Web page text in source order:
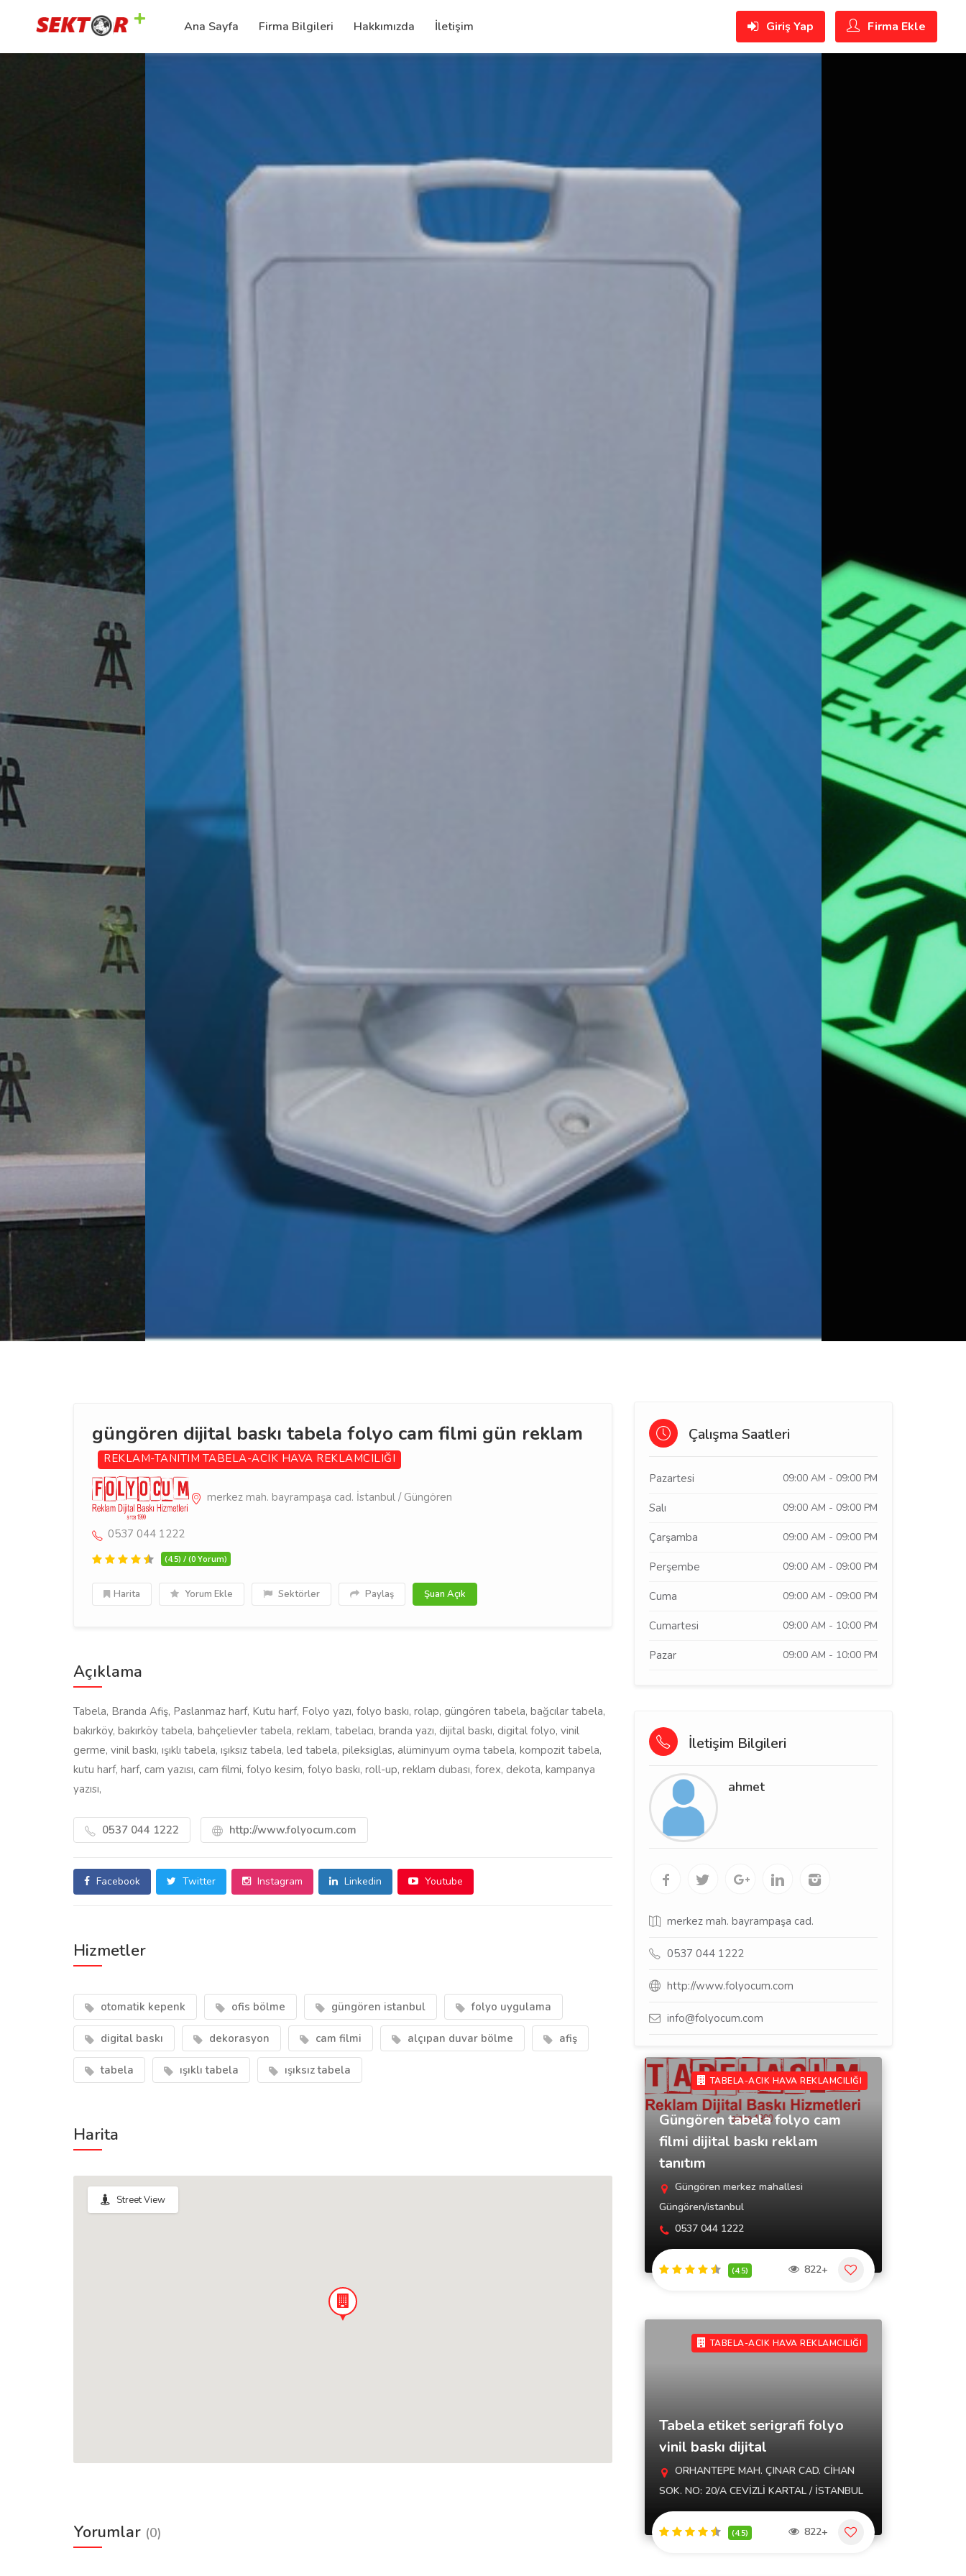
Ana Sayfa Firma Bilgileri Hakkımızda İletişim Giriş Yap Firma Ekle
güngören dijital baskı tabela folyo cam filmi gün reklam
REKLAM-TANITIM TABELA-ACIK HAVA REKLAMCILIĞI
merkez mah. bayrampaşa cad. İstanbul / Güngören
0537 044 1222
(4.5) / (0 Yorum)
Harita Yorum Ekle Sektörler Paylaş Şuan Açık
Açıklama
Tabela, Branda Afiş, Paslanmaz harf, Kutu harf, Folyo yazı, folyo baskı, rolap, güngören tabela, bağcılar tabela,
bakırköy, bakırköy tabela, bahçelievler tabela, reklam, tabelacı, branda yazı, dijital baskı, digital folyo, vinil
germe, vinil baskı, ışıklı tabela, ışıksız tabela, led tabela, pileksiglas, alüminyum oyma tabela, kompozit tabela,
kutu harf, harf, cam yazısı, cam filmi, folyo kesim, folyo baskı, roll-up, reklam dubası, forex, dekota, kampanya
yazısı,
0537 044 1222 http://www.folyocum.com
Facebook Twitter Instagram Linkedin Youtube
Hizmetler
otomatik kepenk ofis bölme güngören istanbul folyo uygulama
digital baskı dekorasyon cam filmi alçıpan duvar bölme afiş
tabela ışıklı tabela ışıksız tabela
Harita
Street View
Yorumlar (0)
Çalışma Saatleri
Pazartesi 09:00 AM - 09:00 PM
Salı 09:00 AM - 09:00 PM
Çarşamba 09:00 AM - 09:00 PM
Perşembe 09:00 AM - 09:00 PM
Cuma 09:00 AM - 09:00 PM
Cumartesi 09:00 AM - 10:00 PM
Pazar 09:00 AM - 10:00 PM
İletişim Bilgileri
ahmet
merkez mah. bayrampaşa cad.
0537 044 1222
http://www.folyocum.com
info@folyocum.com
TABELA-ACIK HAVA REKLAMCILIĞI
Güngören tabela folyo cam
filmi dijital baskı reklam
tanıtım
Güngören merkez mahallesi
Güngören/istanbul
0537 044 1222
(4.5) 822+
TABELA-ACIK HAVA REKLAMCILIĞI
Tabela etiket serigrafi folyo
vinil baskı dijital
ORHANTEPE MAH. ÇINAR CAD. CİHAN
SOK. NO: 20/A CEVİZLİ KARTAL / İSTANBUL
(4.5) 822+